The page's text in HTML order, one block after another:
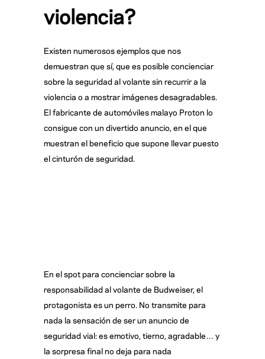
violencia?
Existen numerosos ejemplos que nos
demuestran que sí, que es posible concienciar
sobre la seguridad al volante sin recurrir a la
violencia o a mostrar imágenes desagradables.
El fabricante de automóviles malayo Proton lo
consigue con un divertido anuncio, en el que
muestran el beneficio que supone llevar puesto
el cinturón de seguridad.
En el spot para concienciar sobre la
responsabilidad al volante de Budweiser, el
protagonista es un perro. No transmite para
nada la sensación de ser un anuncio de
seguridad vial: es emotivo, tierno, agradable… y
la sorpresa final no deja para nada